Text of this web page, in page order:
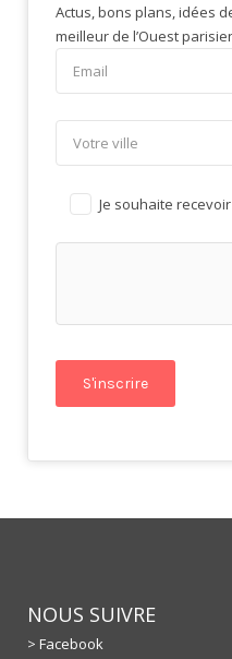
Actus, bons plans, idées
meilleur de l’Ouest
Je souhaite
NOUS SUIVRE
> Facebook